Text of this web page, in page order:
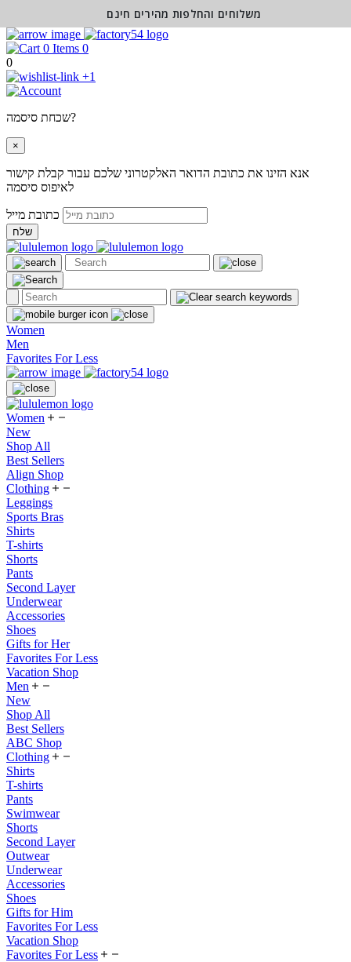
0
0
+1
שכחת סיסמה?
×
אנא הזינו את כתובת הדואר האלקטרוני שלכם עבור קבלת קישור
לאיפוס סיסמה
שלח
Women
Men
Favorites For Less
Women
New
Shop All
Best Sellers
Align Shop
Clothing
Leggings
Sports Bras
Shirts
T-shirts
Shorts
Pants
Second Layer
Underwear
Accessories
Shoes
Gifts for Her
Favorites For Less
Vacation Shop
Men
New
Shop All
Best Sellers
ABC Shop
Clothing
Shirts
T-shirts
Pants
Swimwear
Shorts
Second Layer
Outwear
Underwear
Accessories
Shoes
Gifts for Him
Favorites For Less
Vacation Shop
Favorites For Less
משלוחים והחלפות מהירים חינם